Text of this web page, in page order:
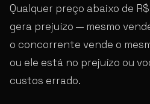
Qualquer preço abaixo de
gera prejuízo — mesmo
o concorrente vende o
ou ele está no prejuízo ou
custos errado.